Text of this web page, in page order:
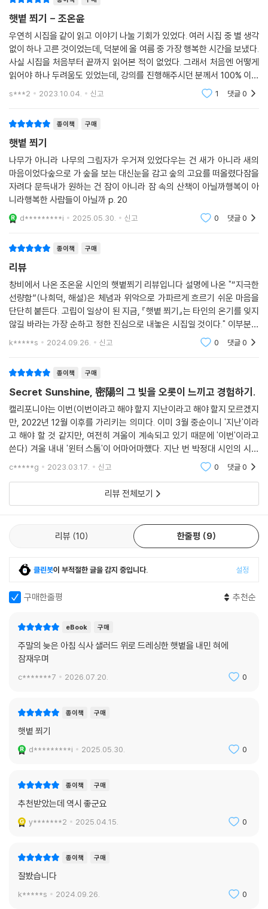
(…)
지금 내 왼손을 잡은 사람과
내 오른손을 잡은 사람이 손을 놓지 않으며
나를 중심으로 만들어줄 때
궤도가 다르지 않다는 걸 알게 되었을 때 더이상
나는 바깥에 있지 않았다
--- 「주변인」 중에서
걸어가야 할 마땅한 이유도 없이
걸어가고 있었다
하염없이 살아가야 하는 이유에 대해
(…)
이봐,
우리는 무엇으로 살고자 하는 거지?
삶이 아니면 배고픈 일이 없고
삶이 아니면 싸우는 일이 없고
그런데 왜 아직도 대답을 내놓지 않는 거지?
--- 「공복 산책」 중에서
로소 새롭게 피어나는 빛이 있다. 이 눈부신 빛이 다른 곳에서 오는 게 아니
라 함께 걷는 우리로부터 비롯되는 ‘햇빛’임을 깨닫게 되는 순간이 시집을
덮을 때쯤 찾아온다. “눈을 감게 하지만 손을 더듬어/다른 손을 찾게
도”(「백야행」)하는 빛 덕분에 우리는 어둠 속에서 서로의 손을 더욱 꽉 잡
게 될 것임을, 손에서 손으로 이어지고 전해지는 온기는 우리가 서로를 더
가까이 보듬도록 도울 것임을 『햇볕 쬐기』는 나직하게 전하고 있다.
시인의 말
너희가 슬픔을 주었구나
나는 슬픔을 어르는 손길을 줄게
2022년 겨울
조온윤
햇볕 쬐기 - 조온윤
우연히 시집을 같이 읽고 이야기 나눌 기회가 있었다. 여러 시집 중 별 생각
없이 하나 고른 것이었는데, 덕분에 올 여름 중 가장 행복한 시간을 보냈다.
사실 시집을 처음부터 끝까지 읽어본 적이 없었다. 그래서 처음엔 어떻게
읽어야 하나 두려움도 있었는데, 강의를 진행해주시던 분께서 100% 이해
하지 못하는 게 당연한 거라고, 그중에서 조금이라도 마음에 와닿는 것에
s***2 2023.10.04. 신고 1 댓글0
종이책 구매
햇볕 쬐기
나무가 아니라 나무의 그림자가 우거져 있었다우는 건 새가 아니라 새의
마음이었다숲으로 가 숲을 보는 대신눈을 감고 숲의 고요를 떠올렸다잠을
자려다 문득내가 원하는 건 잠이 아니라 잠 속의 산책이 아닐까행복이 아
니라행복한 사람들이 아닐까 p. 20
d*********i 2025.05.30. 신고 0 댓글0
종이책 구매
리뷰
창비에서 나온 조온윤 시인의 햇볕쬐기 리뷰입니다 설명에 나온 "“지극한
선량함”(나희덕, 해설)은 체념과 위악으로 가파르게 흐르기 쉬운 마음을
단단히 붙든다. 고립이 일상이 된 지금, 『햇볕 쬐기』는 타인의 온기를 잊지
않길 바라는 가장 순하고 정한 진심으로 내놓은 시집일 것이다." 이부분이
참 마음에 들었어요 따뜻한 시집이라 추천합니다
k*****s 2024.09.26. 신고 0 댓글0
종이책 구매
Secret Sunshine, 密陽의 그 빛을 오롯이 느끼고 경험하기.
캘리포니아는 이번(이번이라고 해야 할지 지난이라고 해야 할지 모르겠지
만, 2022년 12월 이후를 가리키는 의미다. 이미 3월 중순이니 '지난'이라
고 해야 할 것 같지만, 여전히 겨울이 계속되고 있기 때문에 '이번'이라고
쓴다) 겨울 내내 '윈터 스톰'이 어마어마했다. 지난 번 박정대 시인의 시집
을 읽을 땐 한겨울에도 반팔을 입고 다닐 수 있을 정도로 따뜻한 LA에 38
년만에 눈이,그
c*****g 2023.03.17. 신고 0 댓글0
리뷰 전체보기
리뷰 10 한줄평 9
클린봇이 부적절한 글을 감지 중입니다. 설정
구매한줄평 추천순
eBook 구매
주말의 늦은 아침 식사 샐러드 위로 드레싱한 햇볕을 내민 혀에
잠재우며
c*******7 2026.07.20. 0
종이책 구매
햇볕 쬐기
d*********i 2025.05.30. 0
종이책 구매
추천받았는데 역시 좋군요
y*******2 2025.04.15. 0
종이책 구매
잘봤습니다
k*****s 2024.09.26. 0